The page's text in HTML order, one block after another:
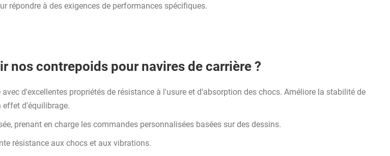
répondre à des exigences de performances spécifiques.
nos contrepoids pour navires de carrière ?
d'excellentes propriétés de résistance à l'usure et d'absorption des chocs. Améliore la stabilité de
effet d'équilibrage.
prenant en charge les commandes personnalisées basées sur des dessins.
résistance aux chocs et aux vibrations.